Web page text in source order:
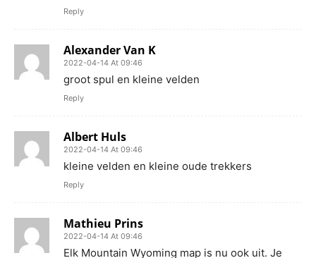
Reply
Alexander Van K
2022-04-14 At 09:46
groot spul en kleine velden
Reply
Albert Huls
2022-04-14 At 09:46
kleine velden en kleine oude trekkers
Reply
Mathieu Prins
2022-04-14 At 09:46
Elk Mountain Wyoming map is nu ook uit. Je